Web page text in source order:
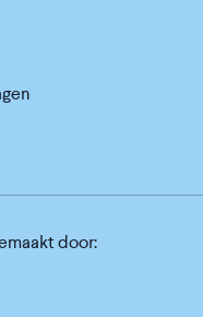
door: